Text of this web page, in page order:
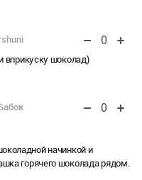
0
вприкуску шоколад)
0
начинкой и
горячего шоколада рядом.